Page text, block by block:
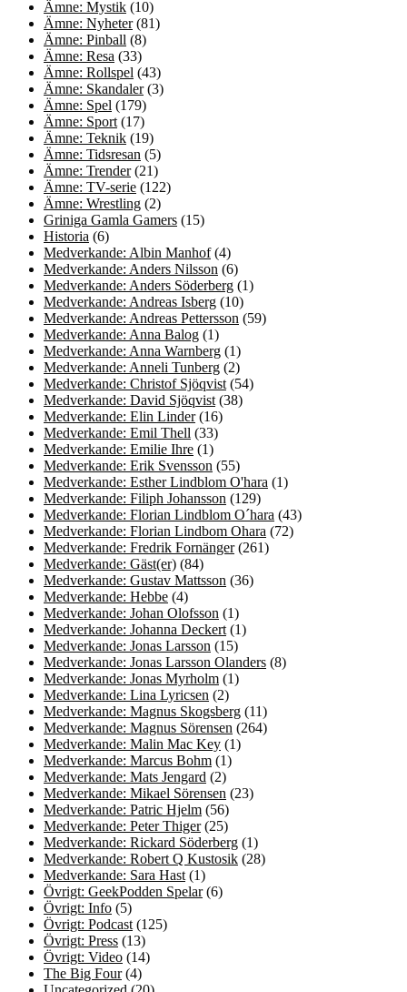
Ämne: Mystik (10)
Ämne: Nyheter(81)
Ämne: Pinball (8)
Ämne: Resa (33)
Ämne: Rollspel (43)
Ämne: Skandaler(3)
Ämne: Spel (179)
Ämne: Sport (17)
Ämne: Teknik (19)
Ämne: Tidsresan (5)
Ämne: Trender(21)
Ämne: TV-serie (122)
Ämne: Wrestling (2)
Griniga Gamla Gamers (15)
Historia (6)
Medverkande: Albin Manhof(4)
Medverkande: Anders Nilsson (6)
Medverkande: Anders Söderberg (1)
Medverkande: Andreas Isberg (10)
Medverkande: Andreas Pettersson (59)
Medverkande: Anna Balog (1)
Medverkande: Anna Warnberg (1)
Medverkande: Anneli Tunberg (2)
Medverkande: Christof Sjöqvist (54)
Medverkande: David Sjöqvist (38)
Medverkande: Elin Linder(16)
Medverkande: Emil Thell (33)
Medverkande: Emilie Ihre (1)
Medverkande: Erik Svensson (55)
Medverkande: Esther Lindblom O'hara (1)
Medverkande: Filiph Johansson (129)
Medverkande: Florian Lindblom O´hara (43)
Medverkande: Florian Lindbom Ohara (72)
Medverkande: Fredrik Fornänger(261)
Medverkande: Gäst(er) (84)
Medverkande: Gustav Mattsson (36)
Medverkande: Hebbe (4)
Medverkande: Johan Olofsson (1)
Medverkande: Johanna Deckert (1)
Medverkande: Jonas Larsson (15)
Medverkande: Jonas Larsson Olanders (8)
Medverkande: Jonas Myrholm (1)
Medverkande: Lina Lyricsen (2)
Medverkande: Magnus Skogsberg (11)
Medverkande: Magnus Sörensen (264)
Medverkande: Malin Mac Key (1)
Medverkande: Marcus Bohm (1)
Medverkande: Mats Jengard (2)
Medverkande: Mikael Sörensen (23)
Medverkande: Patric Hjelm (56)
Medverkande: Peter Thiger(25)
Medverkande: Rickard Söderberg (1)
Medverkande: Robert Q Kustosik (28)
Medverkande: Sara Hast (1)
Övrigt: GeekPodden Spelar(6)
Övrigt: Info (5)
Övrigt: Podcast (125)
Övrigt: Press (13)
Övrigt: Video (14)
The Big Four(4)